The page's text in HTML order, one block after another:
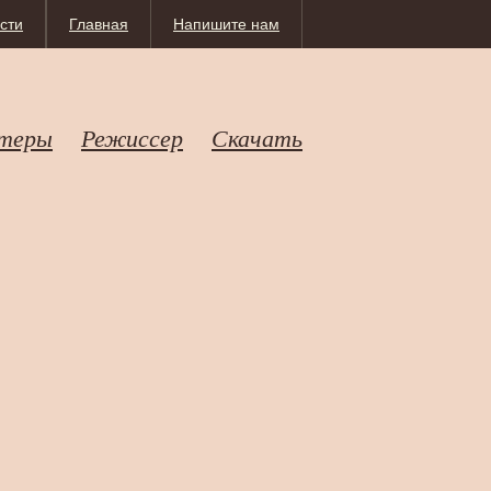
Напишите нам
Главная
Режиссер Скачать